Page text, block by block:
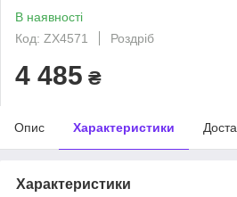
В наявності
Код: ZX4571
Роздріб
4 485 ₴
Опис Характеристики
Характеристики